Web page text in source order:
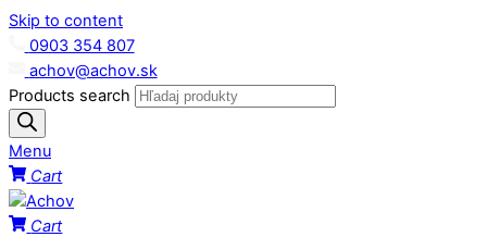
Skip to content
0903 354 807
achov@achov.sk
Products search
Menu
Cart
Cart